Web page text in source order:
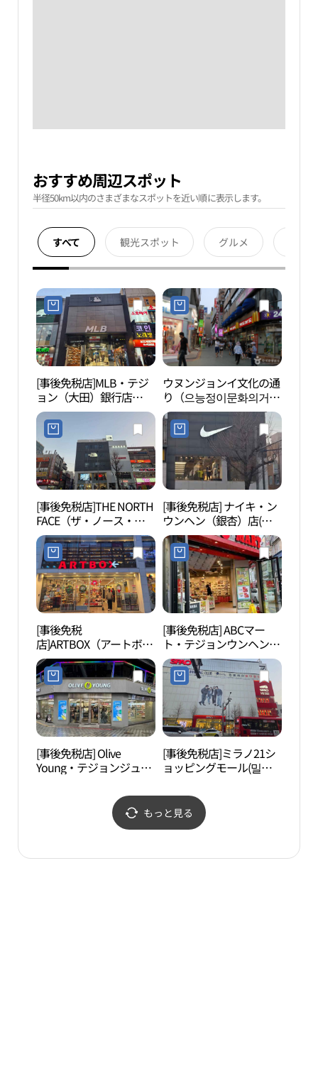
おすすめ周辺スポット
半径50km以内のさまざまなスポットを近い順に表示します。
すべて 観光スポット グルメ
[事後免税店]MLB・テジ
ョン（大田）銀行店
(MLB 대전은행점)
ウヌンジョンイ文化の通
り（으능정이문화의거
리）
[事後免税店]THE NORTH
FACE（ザ・ノース・フ
ェイス）・テジョンウン
ヘン（大田銀杏）店(노
스페이스 대전은행점)
[事後免税店] ナイキ・ン
ウンヘン（銀杏）店(나
이키 은행점)
[事後免税
店]ARTBOX（アートボッ
クス）・テジョンウンヘ
ンドン（大田銀杏洞）店
(아트박스 대전은행동점)
[事後免税店] ABCマー
ト・テジョンウンヘン
（大田銀杏）店(ABC마트
SP 대전은행점)
[事後免税店] Olive
Young・テジョンジュン
리브영 대전중앙점)
[事後免税店]ミラノ21シ
ョッピングモール(밀라
もっと見る